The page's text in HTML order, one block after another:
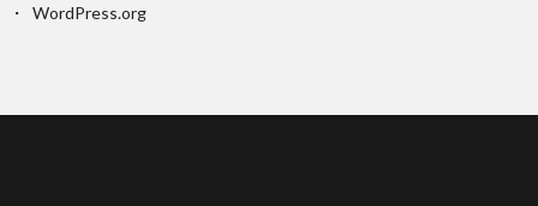
WordPress.org